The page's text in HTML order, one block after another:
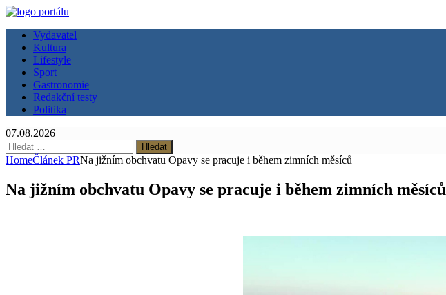
Vydavatel
Kultura
Lifestyle
Sport
Gastronomie
Redakční testy
Politika
07.08.2026
Vyhledávání
HomeČlánek PRNa jižním obchvatu Opavy se pracuje i během zimních měsíců
Na jižním obchvatu Opavy se pracuje i během zimních měsíců